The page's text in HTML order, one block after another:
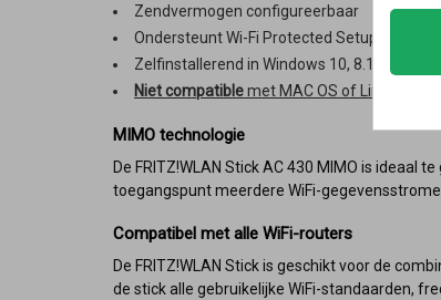
Zendvermogen configureerbaar
Ondersteunt Wi-Fi Protected Setup (WPS)
Zelfinstallerend in Windows 10, 8.1 en 7
Niet compatiblemet MAC OS of Linux
MIMO technologie
De FRITZ!WLAN Stick AC 430 MIMO is ideaal
toegangspunt meerdere WiFi-
Compatibel met alle WiFi-routers
De FRITZ!WLAN Stick is geschikt voor de
de stick alle gebruikelijke WiFi-standaarden,